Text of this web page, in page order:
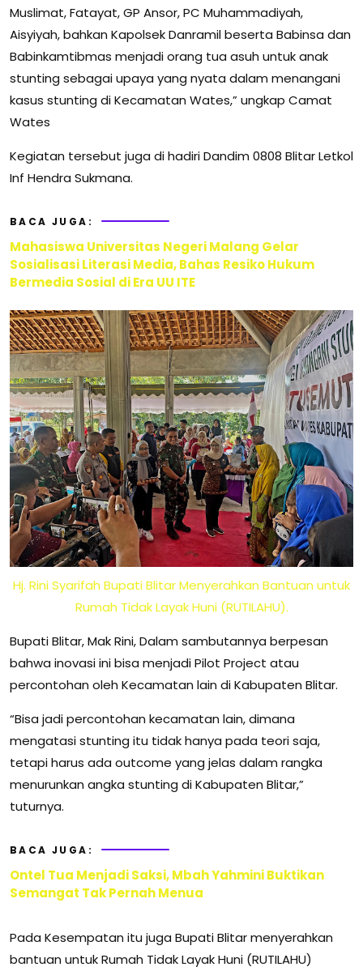
Muslimat, Fatayat, GP Ansor, PC Muhammadiyah,
Aisyiyah, bahkan Kapolsek Danramil beserta Babinsa dan
Babinkamtibmas menjadi orang tua asuh untuk anak
stunting sebagai upaya yang nyata dalam menangani
kasus stunting di Kecamatan Wates,” ungkap Camat
Wates
Kegiatan tersebut juga di hadiri Dandim 0808 Blitar Letkol
Inf Hendra Sukmana.
BACA JUGA:
Mahasiswa Universitas Negeri Malang Gelar
Sosialisasi Literasi Media, Bahas Resiko Hukum
Bermedia Sosial di Era UU ITE
Hj. Rini Syarifah Bupati Blitar Menyerahkan Bantuan untuk
Rumah Tidak Layak Huni (RUTILAHU).
Bupati Blitar, Mak Rini, Dalam sambutannya berpesan
bahwa inovasi ini bisa menjadi Pilot Project atau
percontohan oleh Kecamatan lain di Kabupaten Blitar.
“Bisa jadi percontohan kecamatan lain, dimana
mengatasi stunting itu tidak hanya pada teori saja,
tetapi harus ada outcome yang jelas dalam rangka
menurunkan angka stunting di Kabupaten Blitar,”
tuturnya.
BACA JUGA:
Ontel Tua Menjadi Saksi, Mbah Yahmini Buktikan
Semangat Tak Pernah Menua
Pada Kesempatan itu juga Bupati Blitar menyerahkan
bantuan untuk Rumah Tidak Layak Huni (RUTILAHU)